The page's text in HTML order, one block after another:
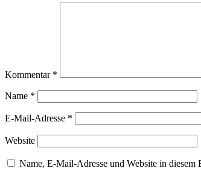
Kommentar *
Name *
E-Mail-Adresse *
Website
Name, E-Mail-Adresse und Website in diesem